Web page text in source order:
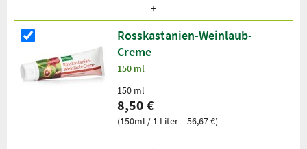
Rosskastanien-Weinlaub-
Creme
150 ml
150 ml
8,50 €
(150ml / 1 Liter = 56,67 €)